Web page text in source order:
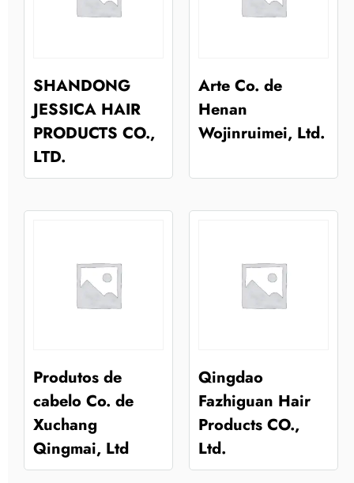
SHANDONG
JESSICA HAIR
PRODUCTS CO.,
LTD.
Arte Co. de
Henan
Wojinruimei, Ltd.
Produtos de
cabelo Co. de
Xuchang
Qingmai, Ltd
Qingdao
Fazhiguan Hair
Products CO.,
Ltd.